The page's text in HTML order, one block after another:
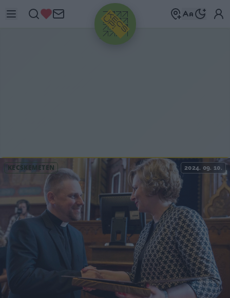
HIRDETÉS
KECSKEMÉTEN 2024. 09. 10.